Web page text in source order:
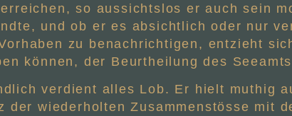
so aussichtslos er auch sein
und ob er es absichtlich oder nur
zu benachrichtigen, entzieht
können, der Beurtheilung des
verdient alles Lob. Er hielt muthig
der wiederholten Zusammenstösse mit